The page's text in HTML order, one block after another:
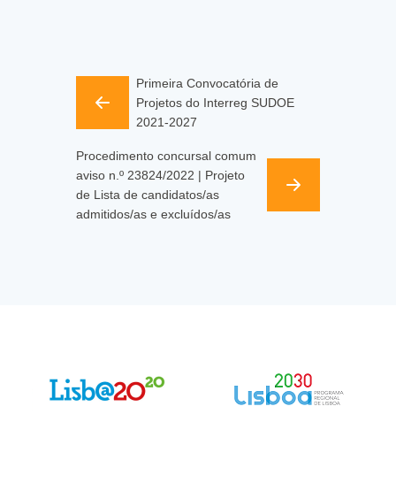
Primeira Convocatória de
Projetos do Interreg SUDOE
2021-2027
Procedimento concursal comum
aviso n.º 23824/2022 | Projeto
de Lista de candidatos/as
admitidos/as e excluídos/as